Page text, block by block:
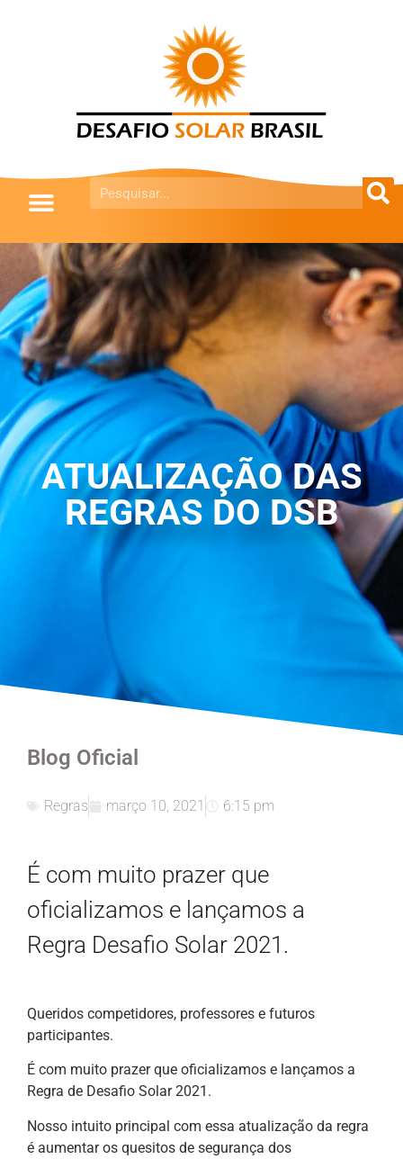
ATUALIZAÇÃO DAS
REGRAS DO DSB
Blog Oficial
Regras março 10, 2021 6:15 pm
É com muito prazer que
oficializamos e lançamos a
Regra Desafio Solar 2021.
Queridos competidores, professores e futuros
participantes.
É com muito prazer que oficializamos e lançamos a
Regra de Desafio Solar 2021.
Nosso intuito principal com essa atualização da regra
é aumentar os quesitos de segurança dos